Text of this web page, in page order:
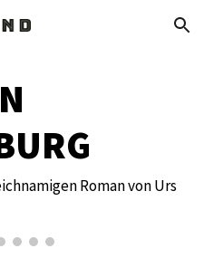
Skip to navigation
Roman von Urs